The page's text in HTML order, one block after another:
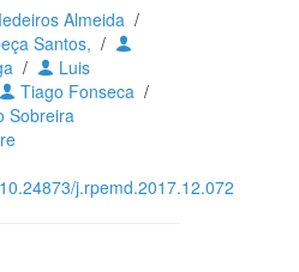
Almeida /
Santos, /
/
Luis
Tiago Fonseca /
Sobreira
j.rpemd.2017.12.072